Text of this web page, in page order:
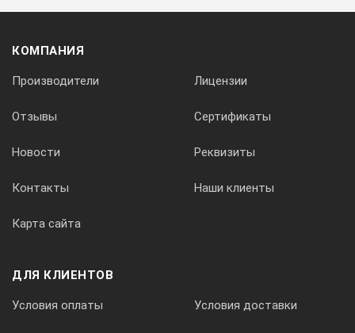
КОМПАНИЯ
Производители Лицензии
Отзывы Сертификаты
Новости Реквизиты
Контакты Наши клиенты
Карта сайта
ДЛЯ КЛИЕНТОВ
Условия оплаты Условия доставки